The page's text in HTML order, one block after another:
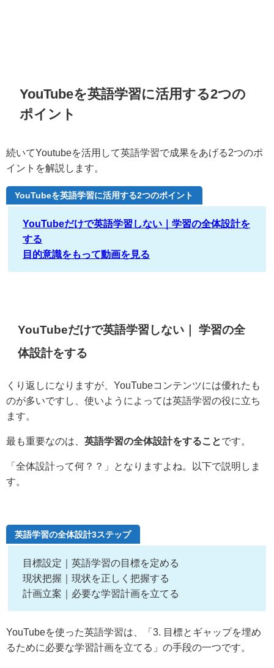
YouTubeを英語学習に活用する2つの
ポイント
続いてYoutubeを活用して英語学習で成果をあげる2つのポ
イントを解説します。
YouTubeを英語学習に活用する2つのポイント
YouTubeだけで英語学習しない｜学習の全体設計を
する
目的意識をもって動画を見る
YouTubeだけで英語学習しない｜ 学習の全
体設計をする
くり返しになりますが、YouTubeコンテンツには優れたも
のが多いですし、使いようによっては英語学習の役に立ち
ます。
最も重要なのは、 英語学習の全体設計をすることです。
「全体設計って何？？」となりますよね。以下で説明しま
す。
英語学習の全体設計3ステップ
目標設定｜英語学習の目標を定める
現状把握｜現状を正しく把握する
計画立案｜必要な学習計画を立てる
YouTubeを使った英語学習は、「3. 目標とギャップを埋め
るために必要な学習計画を立てる」の手段の一つです。